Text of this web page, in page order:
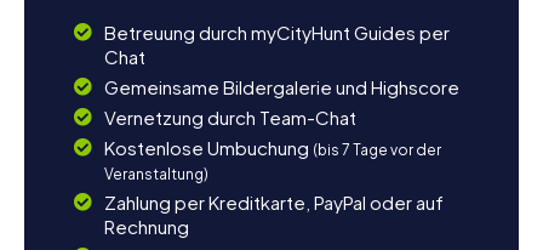
Betreuung durch myCityHunt Guides per
Chat
Gemeinsame Bildergalerie und Highscore
Vernetzung durch Team-Chat
Kostenlose Umbuchung (bis 7 Tage vor der
Veranstaltung)
Zahlung per Kreditkarte, PayPal oder auf
Rechnung